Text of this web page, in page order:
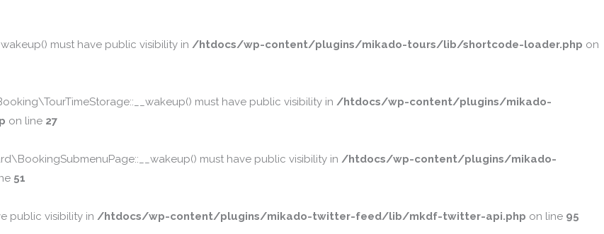
must have public visibility in /htdocs/wp-content/plugins/mikado-tours/lib/shortcode-loader.php on
must have public visibility in /htdocs/wp-content/plugins/mikado-
on line 27
must have public visibility in /htdocs/wp-content/plugins/mikado-
51
public visibility in /htdocs/wp-content/plugins/mikado-twitter-feed/lib/mkdf-twitter-api.php on line 95